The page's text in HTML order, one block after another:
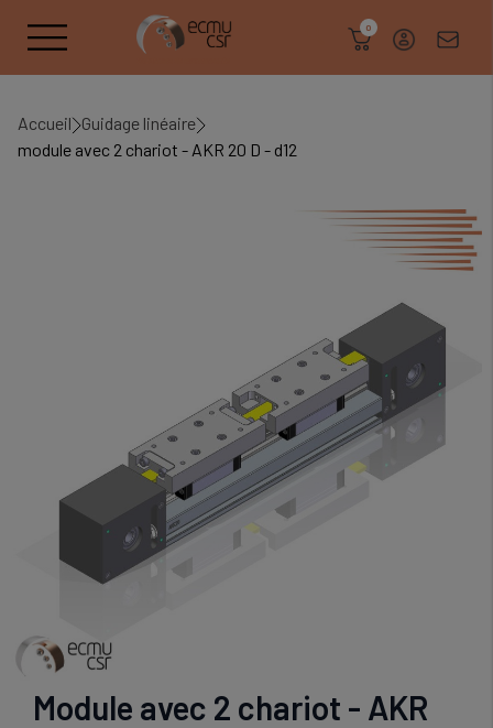
0
Accueil Guidage linéaire
module avec 2 chariot - AKR 20 D - d12
Module avec 2 chariot - AKR